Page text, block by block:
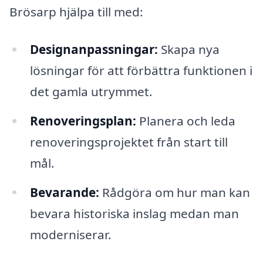
Brösarp hjälpa till med:
Designanpassningar: Skapa nya
lösningar för att förbättra funktionen i
det gamla utrymmet.
Renoveringsplan: Planera och leda
renoveringsprojektet från start till
mål.
Bevarande: Rådgöra om hur man kan
bevara historiska inslag medan man
moderniserar.